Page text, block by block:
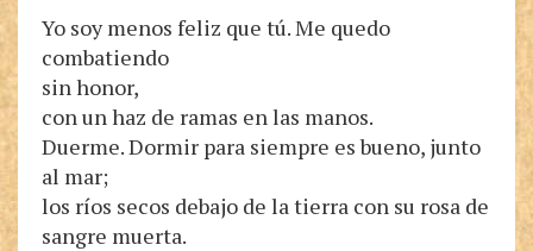
Yo soy menos feliz que tú. Me quedo
combatiendo
sin honor,
con un haz de ramas en las manos.
Duerme. Dormir para siempre es bueno, junto
al mar;
los ríos secos debajo de la tierra con su rosa de
sangre muerta.